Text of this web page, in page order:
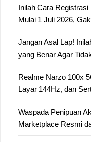
Inilah Cara
Mulai 1 Juli 2026,
Jangan Asal Lap!
yang Benar Agar
Realme Narzo 100x
Layar 144Hz, dan
Waspada Penipuan
Marketplace Resmi